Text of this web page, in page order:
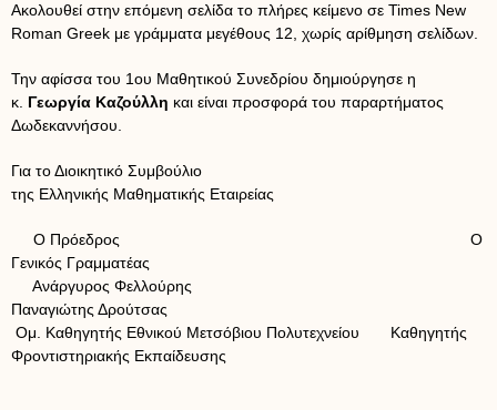
Ακολουθεί στην επόμενη σελίδα το πλήρες κείμενο σε Times New
Roman Greek με γράμματα μεγέθους 12, χωρίς αρίθμηση σελίδων.
Την αφίσσα του 1ου Μαθητικού Συνεδρίου δημιούργησε η
κ. Γεωργία Καζούλλη και είναι προσφορά του παραρτήματος
Δωδεκαννήσου.
Για το Διοικητικό Συμβούλιο
της Ελληνικής Μαθηματικής Εταιρείας
Ο Πρόεδρος Ο
Γενικός Γραμματέας
Ανάργυρος Φελλούρης
Παναγιώτης Δρούτσας
Ομ. Καθηγητής Εθνικού Μετσόβιου Πολυτεχνείου Καθηγητής
Φροντιστηριακής Εκπαίδευσης